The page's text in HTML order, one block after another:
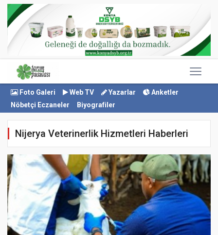
Foto Galeri Web TV Yazarlar
Anketler
Nöbetçi Eczaneler
Biyografiler
Nijerya Veterinerlik Hizmetleri Haberleri